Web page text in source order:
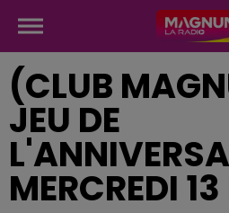
(CLUB
JEU DE
MERCREDI